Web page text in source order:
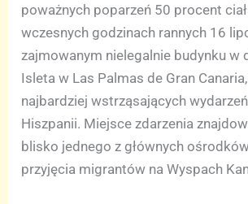
poważnych poparzeń 50 procent
wczesnych godzinach rannych 16
zajmowanym nielegalnie budynku w
Isleta w Las Palmas de Gran
najbardziej wstrząsających
Hiszpanii. Miejsce zdarzenia
blisko jednego z głównych
przyjęcia migrantów na Wyspach